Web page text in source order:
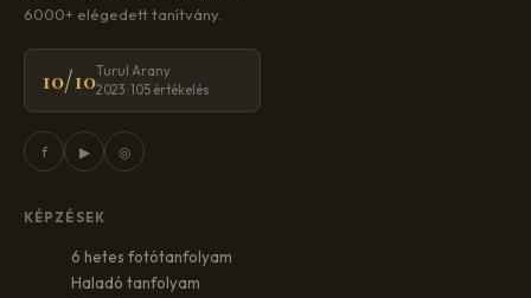
6000+ elégedett tanítvány.
10/10Turul Arany
2023 · 105 értékelés
f ▶ ◎
KÉPZÉSEK
6 hetes fotótanfolyam
Haladó tanfolyam